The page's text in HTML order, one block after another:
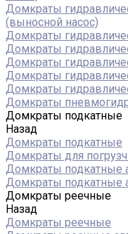
Домкраты
(выносной насос)
Домкраты
Домкраты
Домкраты
Домкраты
Домкраты
Домкраты
Домкраты подкатные
Назад
Домкраты подкатные
Домкраты для
Домкраты подкатные
Домкраты подкатные
Домкраты реечные
Назад
Домкраты реечные